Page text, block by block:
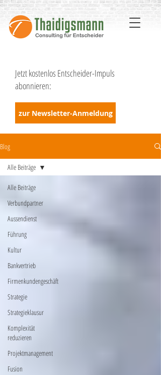
Jetzt kostenlos Entscheider-Impuls
abonnieren:
zur Newsletter-Anmeldung
Blog
Alle Beiträge
Verbundpartner
Aussendienst
Führung
Kultur
Bankvertrieb
Firmenkundengeschäft
Strategie
Strategieklausur
Komplexität
reduzieren
Projektmanagement
Fusion
Alle Beiträge